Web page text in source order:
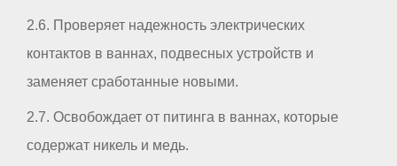
2.6. Проверяет надежность электрических
контактов в ваннах, подвесных устройств и
заменяет сработанные новыми.
2.7. Освобождает от питинга в ваннах, которые
содержат никель и медь.